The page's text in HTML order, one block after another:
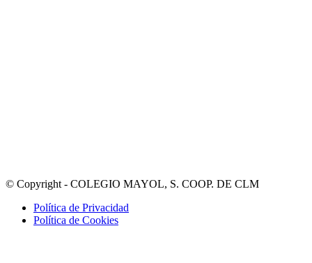
© Copyright - COLEGIO MAYOL, S. COOP. DE CLM
Política de Privacidad
Política de Cookies